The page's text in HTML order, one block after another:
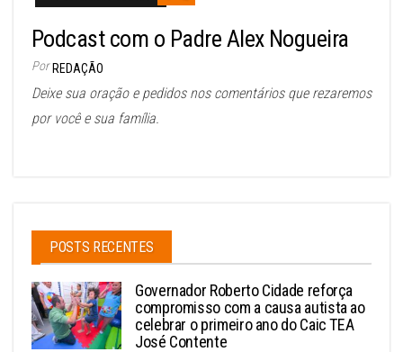
Podcast com o Padre Alex Nogueira
Por REDAÇÃO
Deixe sua oração e pedidos nos comentários que rezaremos
por você e sua família.
POSTS RECENTES
Governador Roberto Cidade reforça
compromisso com a causa autista ao
celebrar o primeiro ano do Caic TEA
José Contente